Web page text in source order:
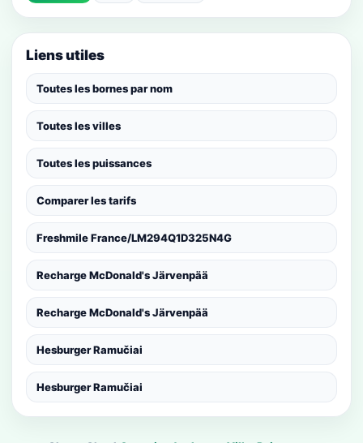
Liens utiles
Toutes les bornes par nom
Toutes les villes
Toutes les puissances
Comparer les tarifs
Freshmile France/LM294Q1D325N4G
Recharge McDonald's Järvenpää
Recharge McDonald's Järvenpää
Hesburger Ramučiai
Hesburger Ramučiai